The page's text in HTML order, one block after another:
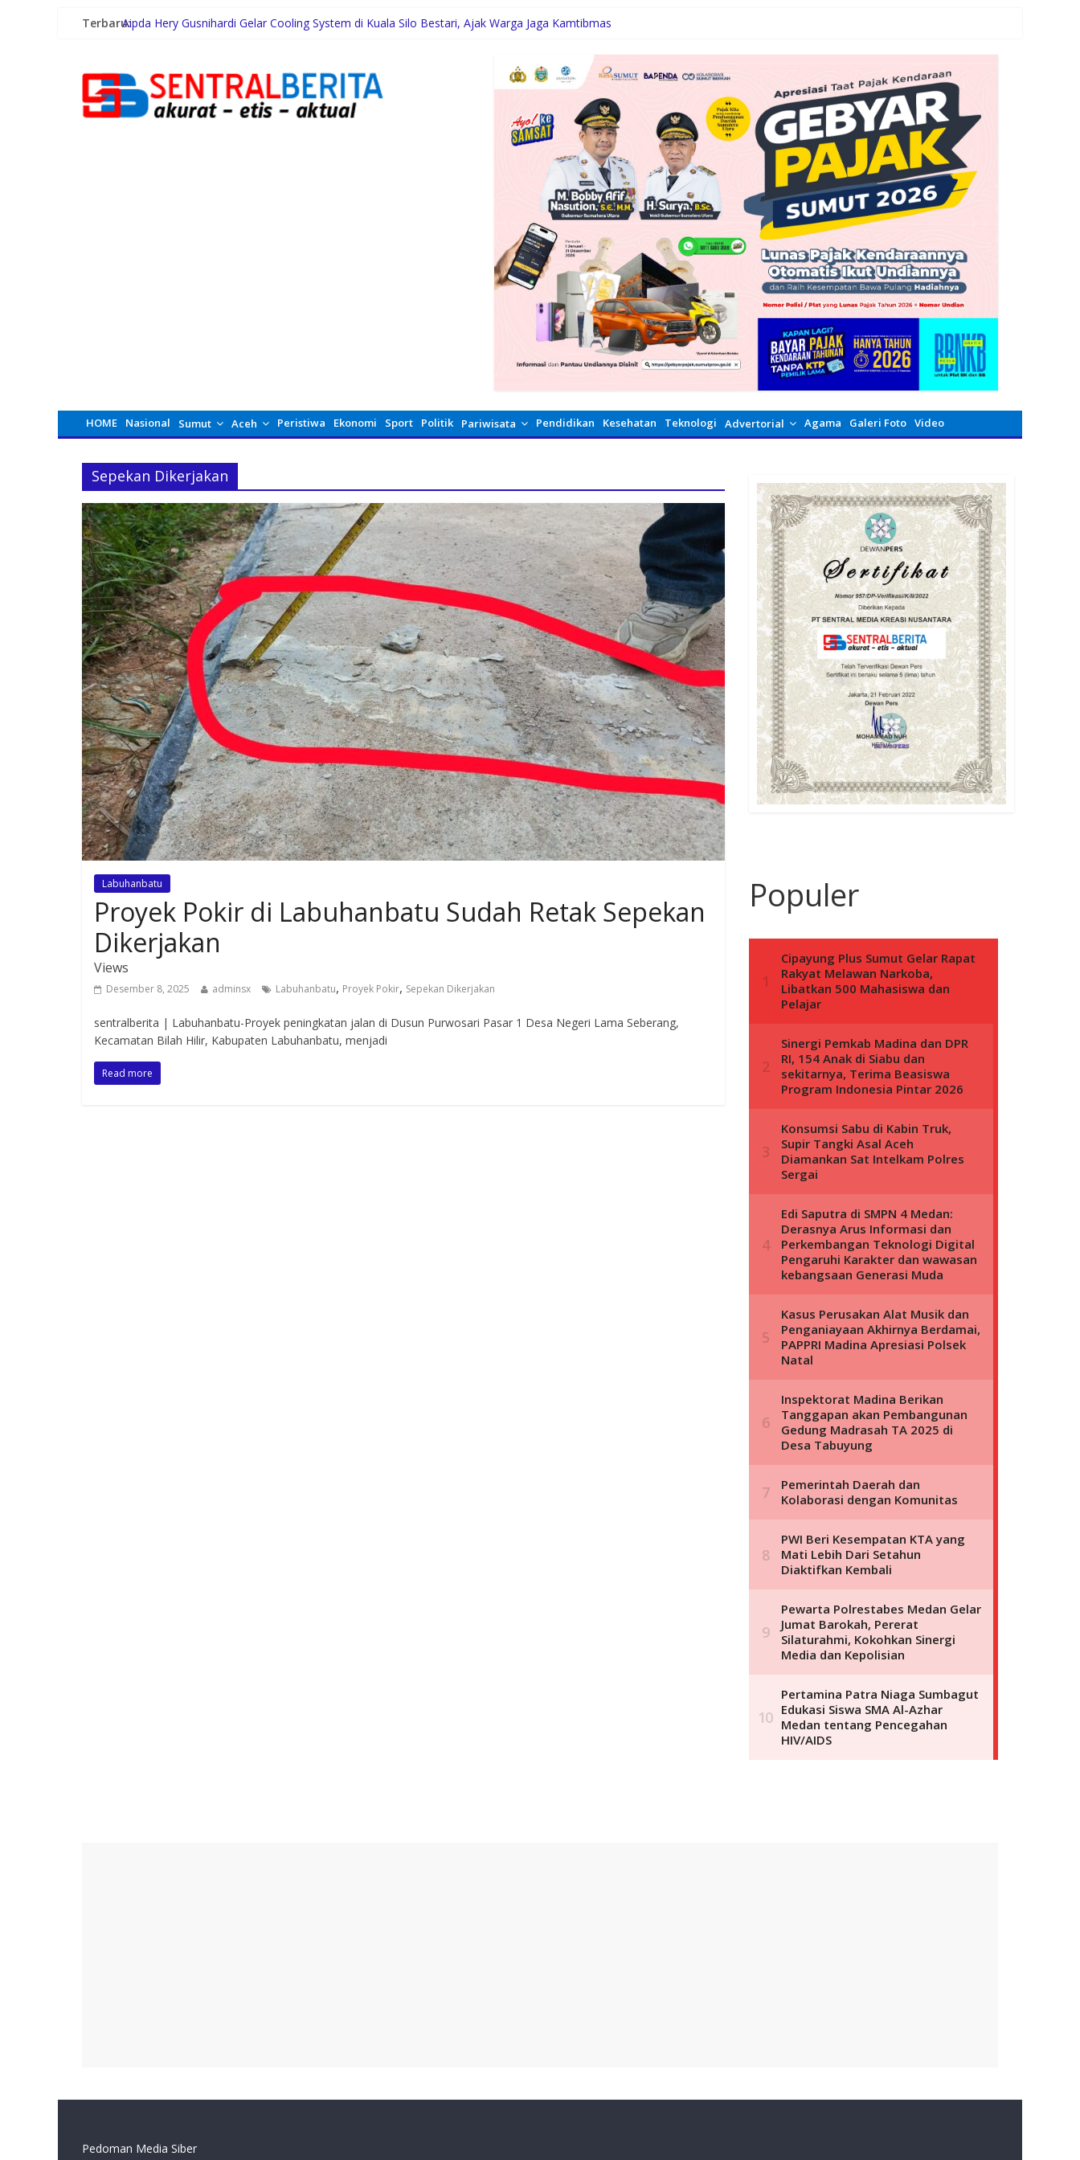
Terbaru:Aipda Hery Gusnihardi Gelar Cooling System di Kuala Silo Bestari, Ajak Warga Jaga Kamtibmas
Kontingen Pramuka Aceh Timur Siap Bawa Nama Daerah ke Jambore Nasional XII
Pemko Medan Didesak Prioritaskan Pembangunan Jalan 2026
HOME Nasional Sumut Aceh Peristiwa Ekonomi Sport Politik Pariwisata Pendidikan Kesehatan Teknologi Advertorial Agama Galeri Foto Video
Sepekan Dikerjakan
Labuhanbatu
Proyek Pokir di Labuhanbatu Sudah Retak Sepekan
Dikerjakan
Views
Desember 8, 2025 adminsx Labuhanbatu, Proyek Pokir, Sepekan Dikerjakan
sentralberita | Labuhanbatu-Proyek peningkatan jalan di Dusun Purwosari Pasar 1 Desa Negeri Lama Seberang,
Kecamatan Bilah Hilir, Kabupaten Labuhanbatu, menjadi
Read more
Populer
Pedoman Media Siber